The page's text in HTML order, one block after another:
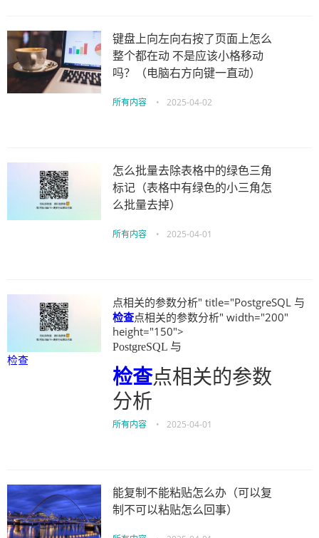
键盘上向左向右按了页面上怎么
整个都在动 不是应该小格移动
吗？（电脑右方向键一直动）
所有内容 • 2025-04-02
怎么批量去除表格中的绿色三角
标记（表格中有绿色的小三角怎
么批量去掉）
所有内容 • 2025-04-01
检查
点相关的参数分析" title="PostgreSQL 与
检查点相关的参数分析" width="200"
height="150">
PostgreSQL 与
检查点相关的参数
分析
所有内容 • 2025-04-01
能复制不能粘贴怎么办（可以复
制不可以粘贴怎么回事）